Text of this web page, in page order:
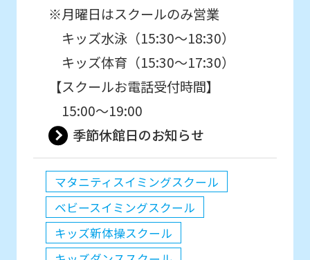
※月曜日はスクールのみ営業
キッズ水泳（15:30〜18:30）
キッズ体育（15:30〜17:30）
【スクールお電話受付時間】
15:00〜19:00
季節休館日のお知らせ
マタニティスイミングスクール
ベビースイミングスクール
キッズ新体操スクール